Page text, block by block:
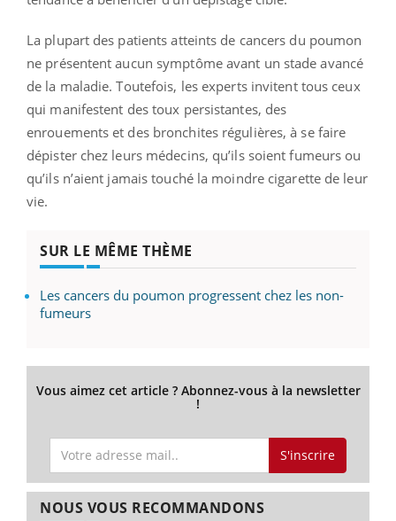
La plupart des patients atteints de cancers du poumon
ne présentent aucun symptôme avant un stade avancé
de la maladie. Toutefois, les experts invitent tous ceux
qui manifestent des toux persistantes, des
enrouements et des bronchites régulières, à se faire
dépister chez leurs médecins, qu’ils soient fumeurs ou
qu’ils n’aient jamais touché la moindre cigarette de leur
vie.
SUR LE MÊME THÈME
Les cancers du poumon progressent chez les non-
fumeurs
Vous aimez cet article ? Abonnez-vous à la newsletter
!
S'inscrire
NOUS VOUS RECOMMANDONS